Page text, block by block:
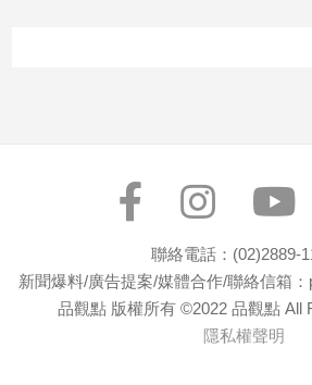
遊
聯絡電話：(02)2889-
新聞爆料/廣告提案/媒體合作/聯絡信箱
品觀點 版權所有 ©2022 品觀點 All
隱私權聲明